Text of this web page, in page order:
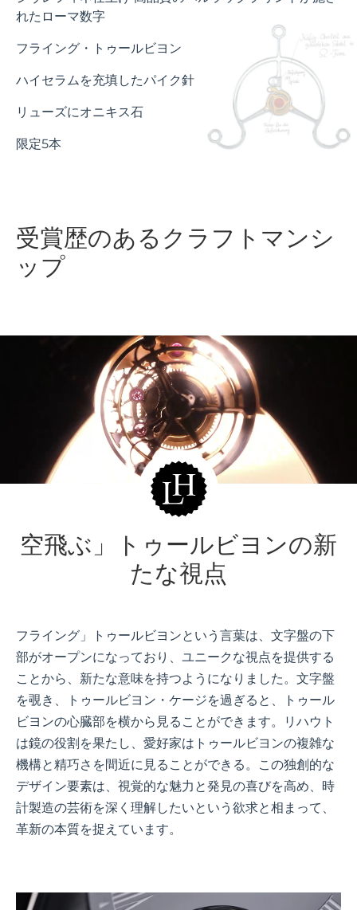
れたローマ数字
フライング・トゥールビヨン
ハイセラムを充填したパイク針
リューズにオニキス石
限定5本
受賞歴のあるクラフトマンシ
ップ
空飛ぶ」トゥールビヨンの新
たな視点
フライング」トゥールビヨンという言葉は、文字盤の下
部がオープンになっており、ユニークな視点を提供する
ことから、新たな意味を持つようになりました。文字盤
を覗き、トゥールビヨン・ケージを過ぎると、トゥール
ビヨンの心臓部を横から見ることができます。リハウト
は鏡の役割を果たし、愛好家はトゥールビヨンの複雑な
機構と精巧さを間近に見ることができる。この独創的な
デザイン要素は、視覚的な魅力と発見の喜びを高め、時
計製造の芸術を深く理解したいという欲求と相まって、
革新の本質を捉えています。